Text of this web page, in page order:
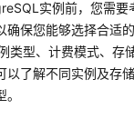
实例前，您需要
确保您能够选择合适
型、计费模式、存
以了解不同实例及存